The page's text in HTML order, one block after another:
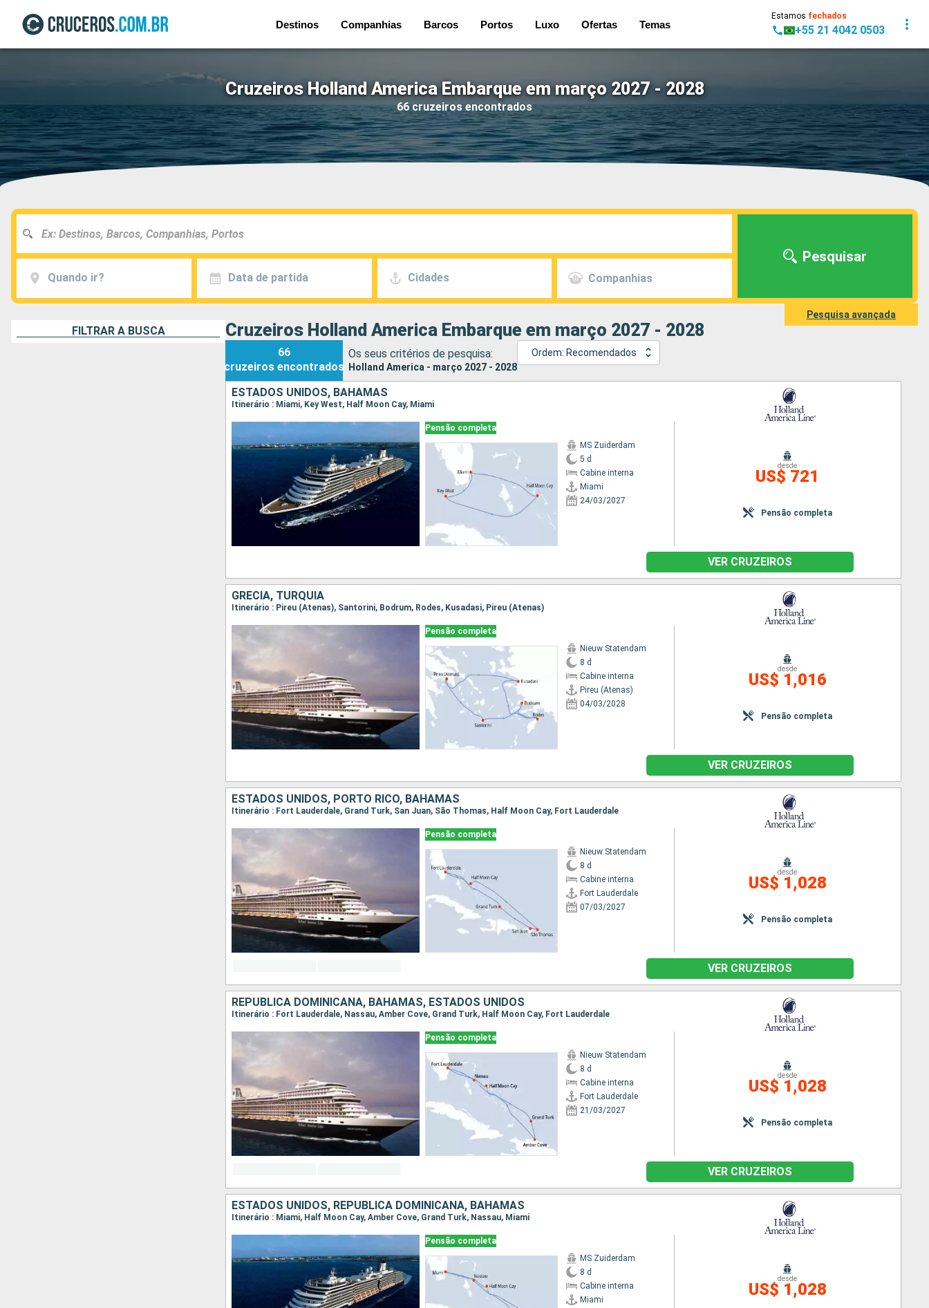
Destinos Companhias Barcos Portos Luxo Ofertas Temas
Estamos fechados
+55 21 4042 0503
Cruzeiros Holland America Embarque em março 2027 - 2028
66 cruzeiros encontrados
Quando ir? Data de partida Cidades Companhias
Pesquisar
Pesquisa avançada
FILTRAR A BUSCA Cruzeiros Holland America Embarque em março 2027 - 2028
66
cruzeiros encontrados
Os seus critérios de pesquisa:
Holland America - março 2027 - 2028
Ordem: Recomendados
ESTADOS UNIDOS, BAHAMAS
Itinerário : Miami, Key West, Half Moon Cay, Miami
Pensão completa
MS Zuiderdam
5 d
Cabine interna
Miami
24/03/2027
desde
US$ 721
Pensão completa
VER CRUZEIROS
GRÉCIA, TURQUIA
Itinerário : Pireu (Atenas), Santorini, Bodrum, Rodes, Kusadasi, Pireu (Atenas)
Pensão completa
Nieuw Statendam
8 d
Cabine interna
Pireu (Atenas)
04/03/2028
desde
US$ 1,016
Pensão completa
VER CRUZEIROS
ESTADOS UNIDOS, PORTO RICO, BAHAMAS
Itinerário : Fort Lauderdale, Grand Turk, San Juan, São Thomas, Half Moon Cay, Fort Lauderdale
Pensão completa
Nieuw Statendam
8 d
Cabine interna
Fort Lauderdale
07/03/2027
desde
US$ 1,028
Pensão completa
VER CRUZEIROS
REPUBLICA DOMINICANA, BAHAMAS, ESTADOS UNIDOS
Itinerário : Fort Lauderdale, Nassau, Amber Cove, Grand Turk, Half Moon Cay, Fort Lauderdale
Pensão completa
Nieuw Statendam
8 d
Cabine interna
Fort Lauderdale
21/03/2027
desde
US$ 1,028
Pensão completa
VER CRUZEIROS
ESTADOS UNIDOS, REPUBLICA DOMINICANA, BAHAMAS
Itinerário : Miami, Half Moon Cay, Amber Cove, Grand Turk, Nassau, Miami
Pensão completa
MS Zuiderdam
8 d
Cabine interna
Miami
desde
US$ 1,028